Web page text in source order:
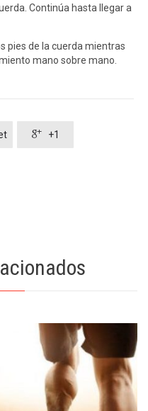
Continúa hasta llegar a
pies de la cuerda mientras
mano sobre mano.
 +1